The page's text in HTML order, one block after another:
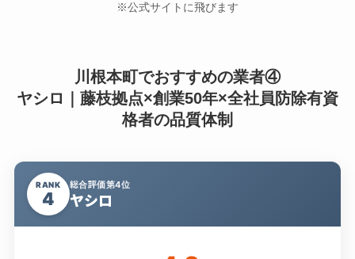
※公式サイトに飛びます
川根本町でおすすめの業者④
ヤシロ｜藤枝拠点×創業50年×全社員防除有資
格者の品質体制
RANK
4
総合評価第4位
ヤシロ